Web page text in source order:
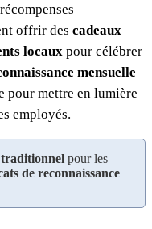
offrir des cadeaux
locaux pour célébrer
mensuelle
pour mettre en lumière
employés.
pour les
de reconnaissance